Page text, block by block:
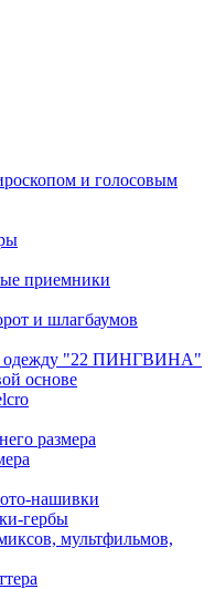
и голосовым
приемники
и шлагбаумов
одежду "22 ПИНГВИНА"
основе
размера
нашивки
гербы
мультфильмов,